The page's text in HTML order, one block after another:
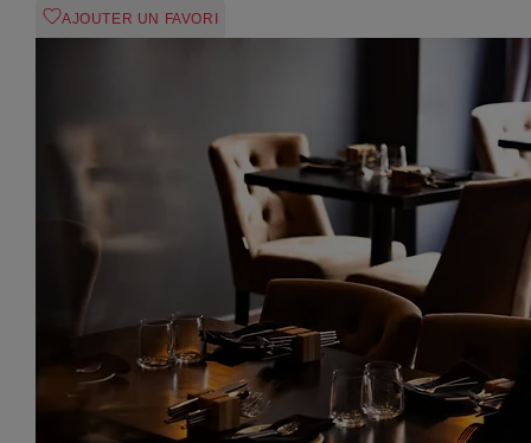
AJOUTER UN FAVORI